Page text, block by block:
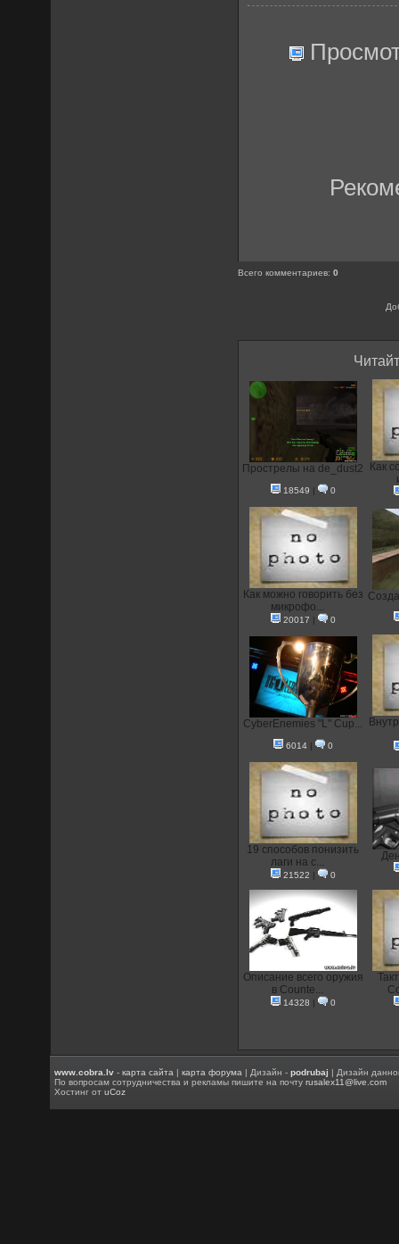
Всего комментариев:0
Прострелы на de_dust2
18549 | 0
Как
Как можно говорить без
микрофо...
20017 | 0
CyberEnemies "L" Cup...
6014| 0
19 способов понизить
лаги на с...
21522 | 0
Описание всего оружия
в Counte...
14328 | 0
www.cobra.lv -карта сайта |карта форума | Дизайн -podrubaj | Дизайн
По вопросам сотрудничества и рекламы пишите на почтуrusalex11@live.com
Хостинг отuCoz